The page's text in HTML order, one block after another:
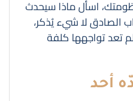
اسأل ماذا سيحدث
الصادق لا شيء يُذكر،
تعد تواجهها كلفة
أحد